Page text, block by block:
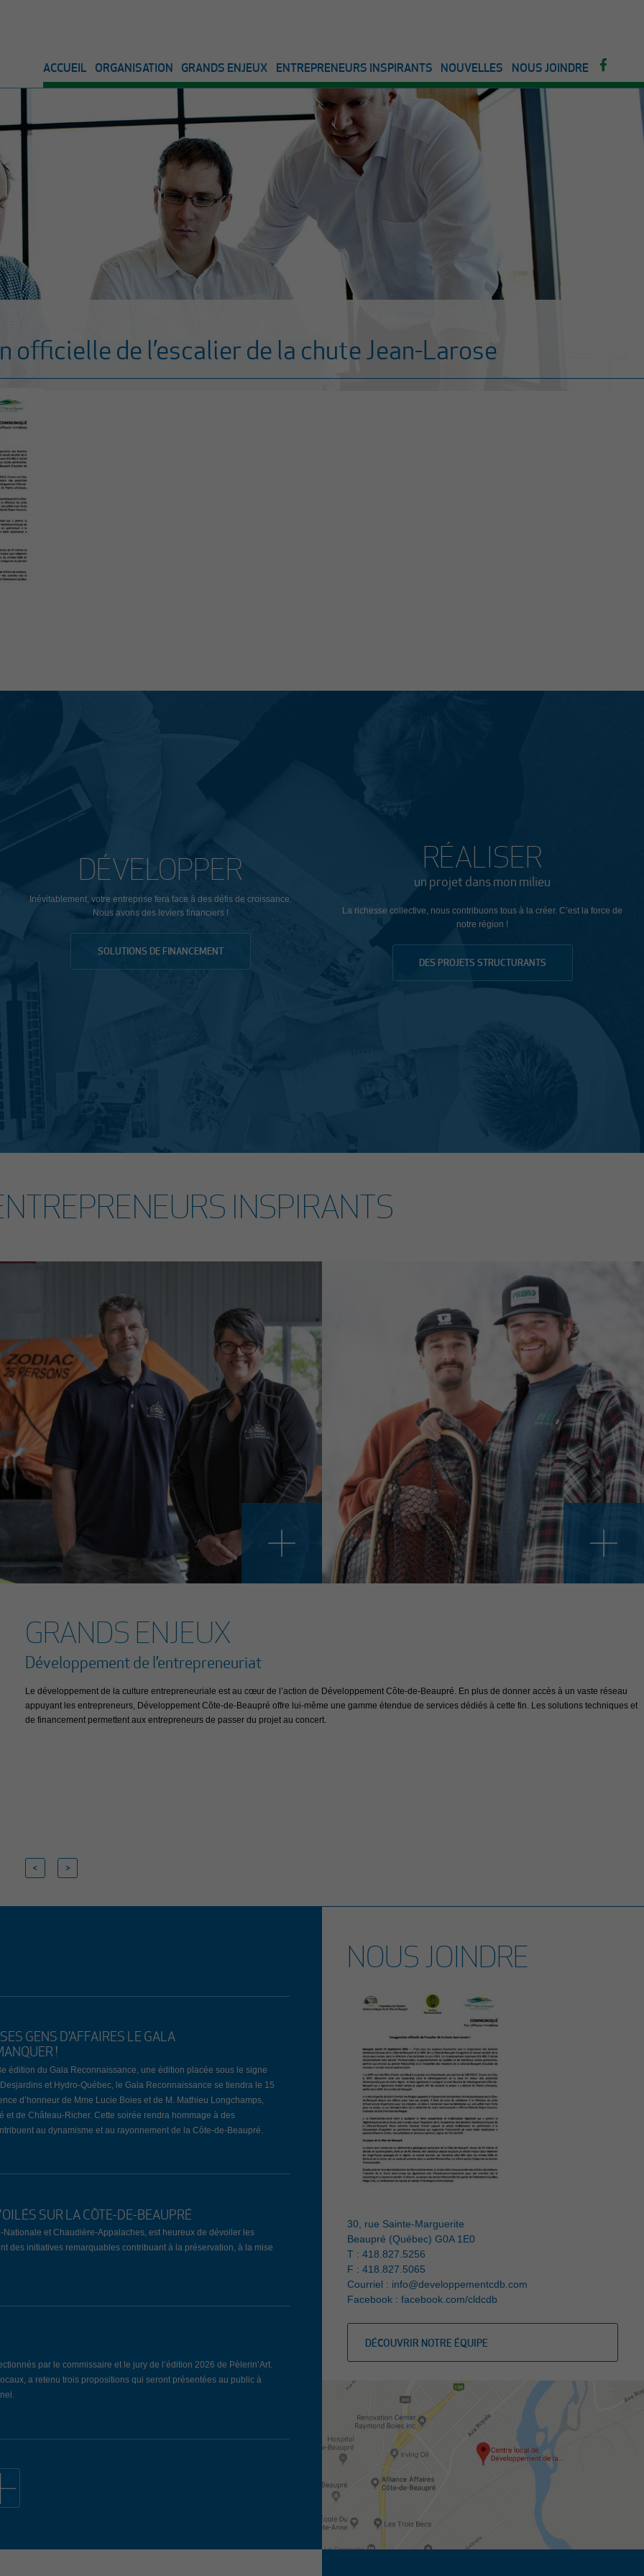
ACCUEIL ORGANISATION GRANDS ENJEUX ENTREPRENEURS INSPIRANTS NOUVELLES NOUS JOINDRE
officielle de l’escalier de la chute Jean-Larose
DÉVELOPPER
Inévitablement, votre entreprise fera face à des défis de croissance.
Nous avons des leviers financiers !
SOLUTIONS DE FINANCEMENT
RÉALISER
un projet dans mon milieu
La richesse collective, nous contribuons tous à la créer. C’est la force de
notre région !
DES PROJETS STRUCTURANTS
INSPIRANTS
GRANDS ENJEUX
Développement de l’entrepreneuriat
Le développement de la culture entrepreneuriale est au cœur de l’action de Développement Côte-de-Beaupré. En plus de donner accès à un vaste réseau
appuyant les entrepreneurs, Développement Côte-de-Beaupré offre lui-même une gamme étendue de services dédiés à cette fin. Les solutions techniques et
de financement permettent aux entrepreneurs de passer du projet au concert.
< >
GENS D’AFFAIRES LE GALA
!
édition du Gala Reconnaissance, une édition placée sous le signe
et Hydro-Québec, le Gala Reconnaissance se tiendra le 15
d’honneur de Mme Lucie Boies et de M. Mathieu Longchamps,
de Château-Richer. Cette soirée rendra hommage à des
au dynamisme et au rayonnement de la Côte-de-Beaupré.
SUR LA CÔTE-DE-BEAUPRÉ
et Chaudière-Appalaches, est heureux de dévoiler les
des initiatives remarquables contribuant à la préservation, à la mise
par le commissaire et le jury de l’édition 2026 de Pèlerin’Art.
a retenu trois propositions qui seront présentées au public à
NOUS JOINDRE
30, rue Sainte-Marguerite
Beaupré (Québec) G0A 1E0
T : 418.827.5256
F : 418.827.5065
Courriel : info@developpementcdb.com
Facebook :facebook.com/cldcdb
DÉCOUVRIR NOTRE ÉQUIPE
Développement Côte-de-Beaupré
est gestionnaire de :
PLUmobile
Tourisme Côte-de-Beaupré
Culture et Patrimoine Côte-de-Beaupré